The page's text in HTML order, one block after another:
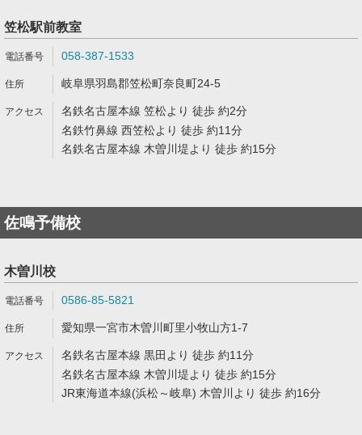
笠松駅前教室
058-387-1533
岐阜県羽島郡笠松町奈良町24-5
名鉄名古屋本線 笠松より 徒歩 約2分
名鉄竹鼻線 西笠松より 徒歩 約11分
名鉄名古屋本線 木曽川堤より 徒歩 約15分
佐鳴予備校
木曽川校
0586-85-5821
愛知県一宮市木曽川町里小牧山方1-7
名鉄名古屋本線 黒田より 徒歩 約11分
名鉄名古屋本線 木曽川堤より 徒歩 約15分
JR東海道本線(浜松～岐阜) 木曽川より 徒歩 約16分